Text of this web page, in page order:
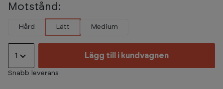
Motstånd:
Hård Lätt Medium
1 Lägg till i kundvagnen
Snabb leverans